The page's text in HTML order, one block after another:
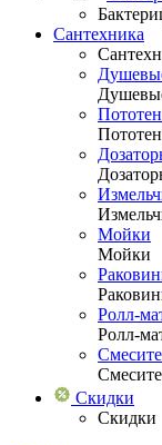
Сантехника
Мойки
Мойки
Ролл-
Ролл-
Скидки
Скидки